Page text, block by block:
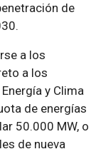
de
a los
a los
y Clima
de energías
50.000 MW, o
de nueva